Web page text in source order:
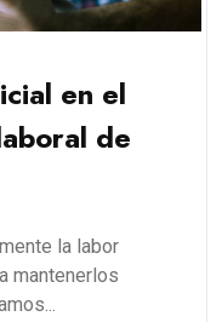
en el
de
la labor
mantenerlos